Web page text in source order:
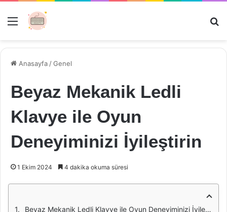
Menü
Anasayfa /Genel
Beyaz Mekanik Ledli
Klavye ile Oyun
Deneyiminizi İyileştirin
1 Ekim 2024 4 dakika okuma süresi
Beyaz Mekanik Ledli Klavye ile Oyun Deneyiminizi İyileştirin